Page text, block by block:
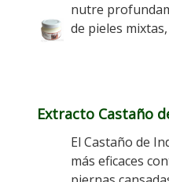
nutre
de pieles
Extracto Castaño
El Castaño de
más eficaces